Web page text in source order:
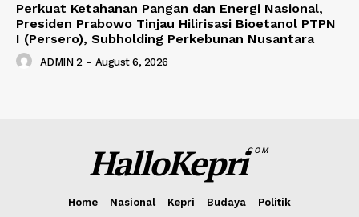
Perkuat Ketahanan Pangan dan Energi Nasional,
Presiden Prabowo Tinjau Hilirisasi Bioetanol PTPN
I (Persero), Subholding Perkebunan Nusantara
ADMIN 2 - August 6, 2026
HalloKepriCOM
Home Nasional Kepri Budaya Politik